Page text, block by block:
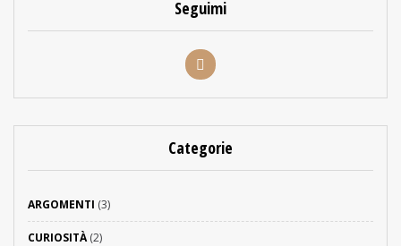
Seguimi
Categorie
ARGOMENTI (3)
CURIOSITÀ(2)